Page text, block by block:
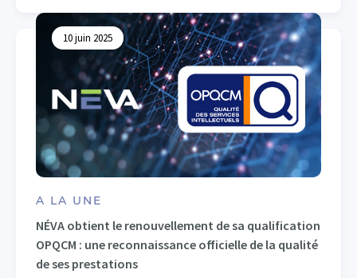
10 juin 2025
A LA UNE
NÉVA obtient le renouvellement de sa qualification
OPQCM : une reconnaissance officielle de la qualité
de ses prestations